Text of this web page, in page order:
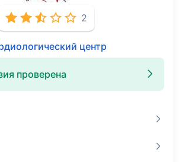
2
центр
проверена